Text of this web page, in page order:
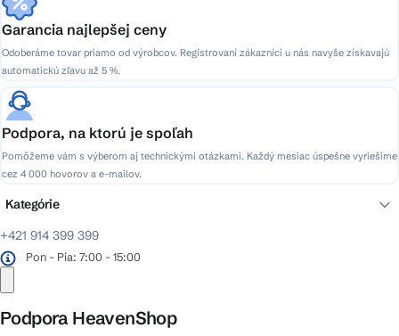
Garancia najlepšej ceny
Odoberáme tovar priamo od výrobcov. Registrovaní zákazníci u nás navyše získavajú
automatickú zľavu až 5 %.
Podpora, na ktorú je spoľah
Pomôžeme vám s výberom aj technickými otázkami. Každý mesiac úspešne vyriešime
cez 4 000 hovorov a e-mailov.
+421 914 399 399
Pon - Pia: 7:00 - 15:00
Podpora HeavenShop
Kategórie